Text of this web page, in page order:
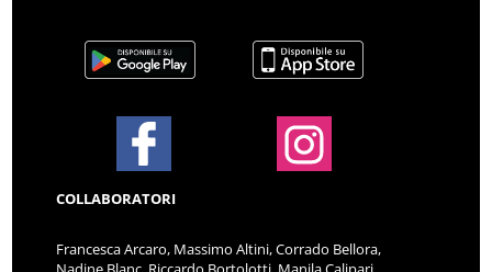
COLLABORATORI
Francesca Arcaro, Massimo Altini, Corrado Bellora,